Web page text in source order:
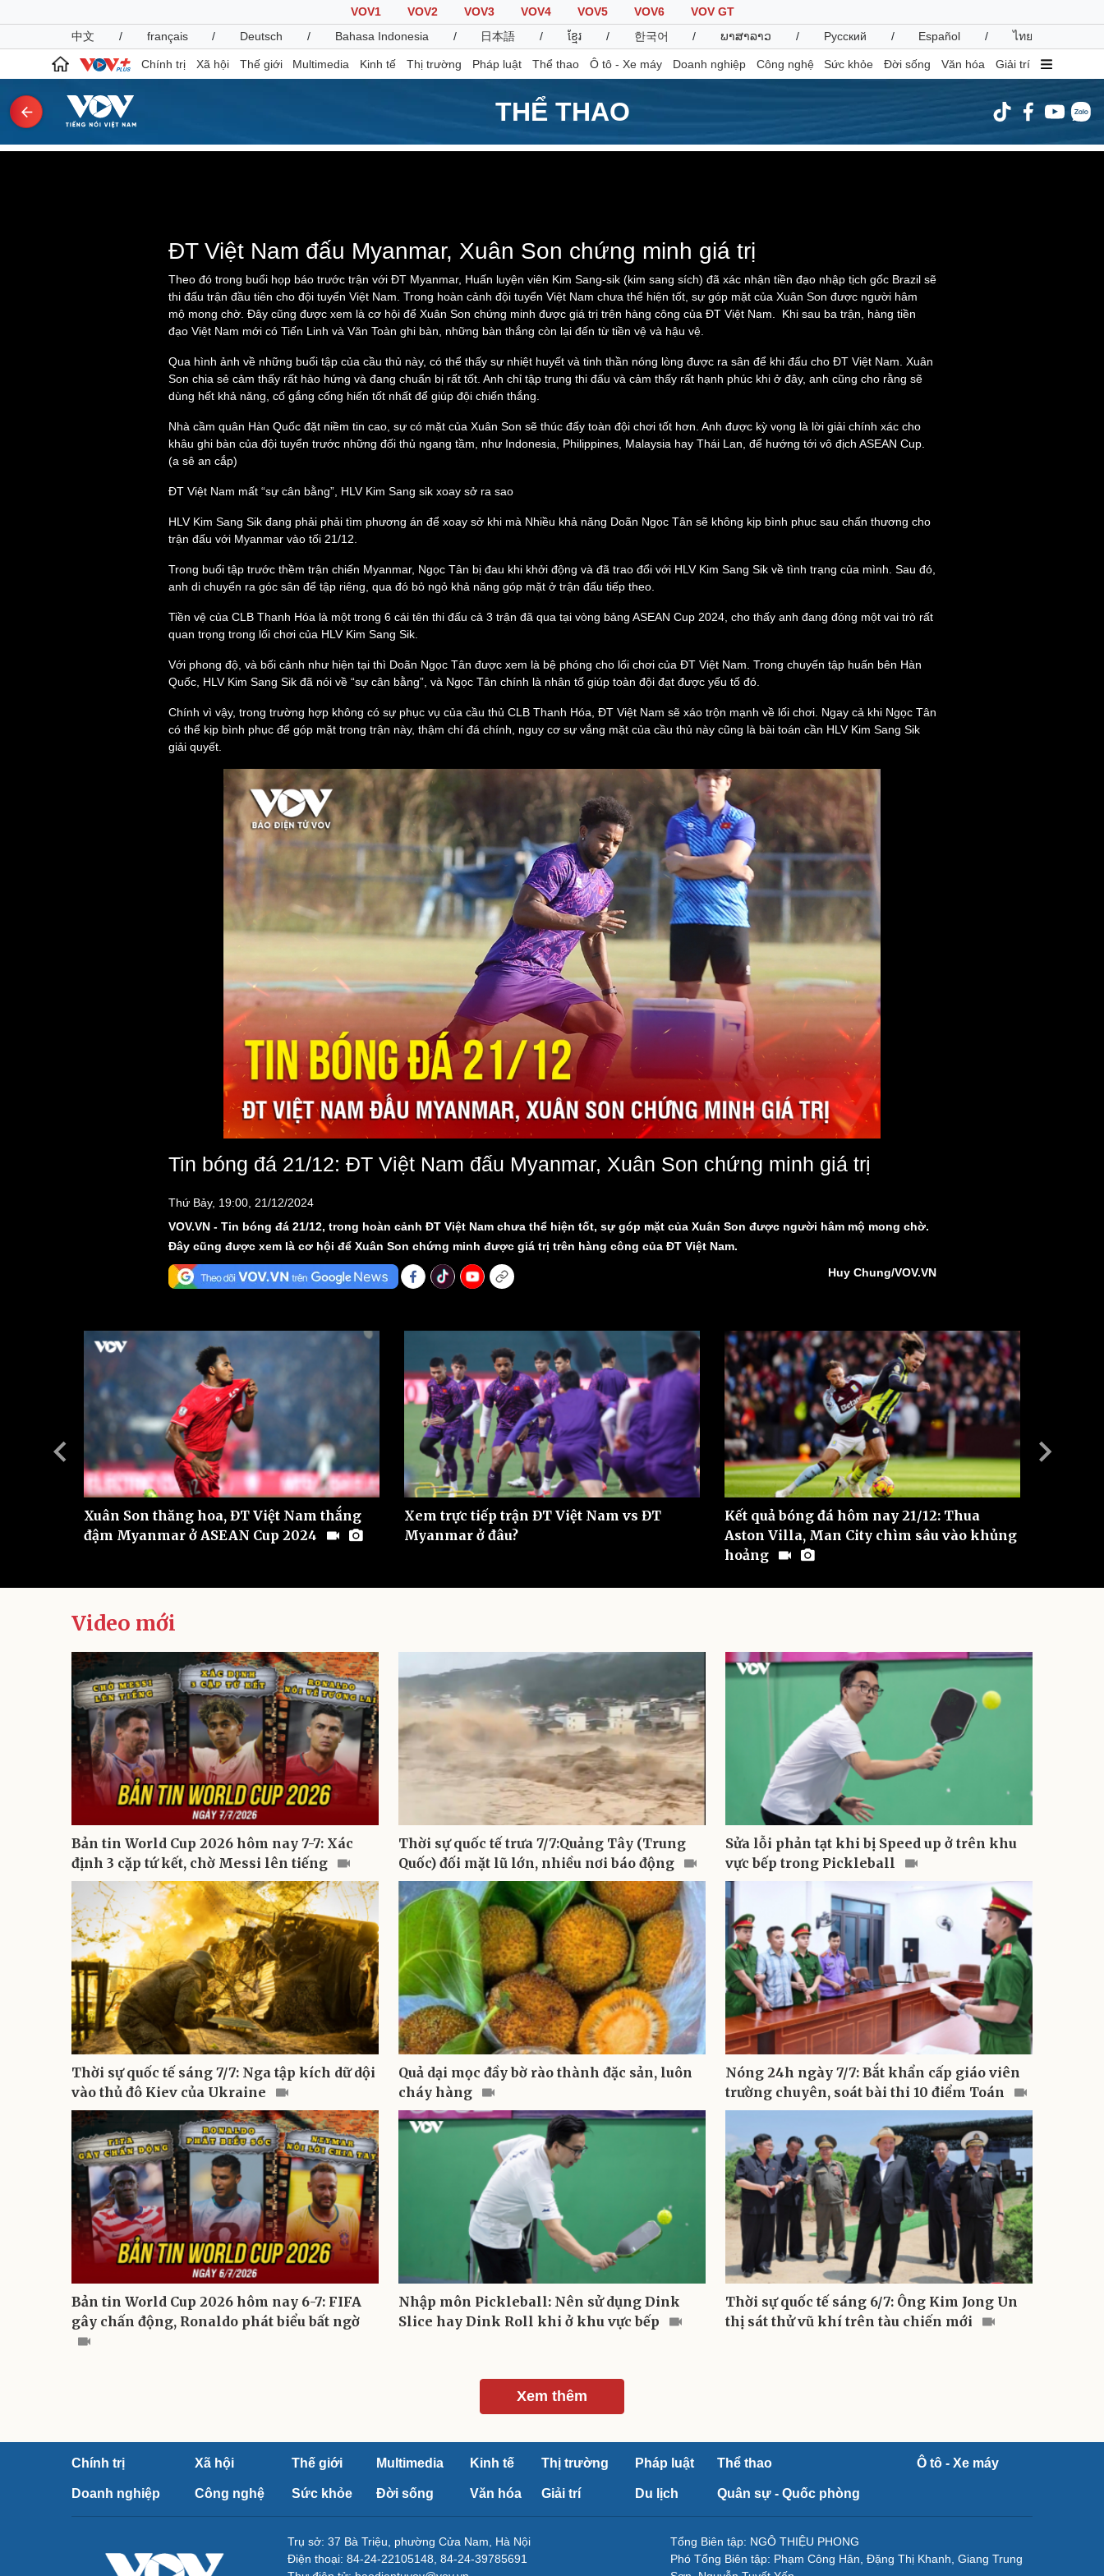
VOV1 VOV2 VOV3 VOV4 VOV5 VOV6
VOV GT
中文
/ français / Deutsch / Bahasa Indonesia / 日本語 / ខ្មែរ / 한국어 / ພາສາລາວ / Русский / Español / ไทย
Chính trị Xã hội Thế giới Multimedia Kinh tế Thị trường Pháp luật Thể thao Ô tô - Xe máy Doanh nghiệp Công nghệ Sức khỏe Đời sống Văn hóa Giải trí
THỂ THAO
Dấu ấn VOV
Việc làm
Biển đảo
Infographic
Quân sự - Quốc phòng
Vũ khí
Phân tích
Thể thao
Bóng đá
Thế giới thể thao
eSports
Hậu trường
Ô tô - Xe máy
Ô tô
Tư vấn
Doanh nghiệp
Doanh nhân
Vì cộng đồng
Công nghệ
Trải nghiệm
Chuyển đổi số
Dinh dưỡng - món ngon
Làm đẹp - giảm cân
Ăn sạch sống khỏe
Đời sống
Nhà đẹp
Văn hóa
Sân khấu - Điện ảnh
Di sản
Giải trí
Nghệ sĩ
Du lịch
Tư vấn
Podcast
Câu chuyện thời sự
Hạt giống tâm hồn
ĐT Việt Nam đấu Myanmar, Xuân Son chứng minh giá trị
Theo đó trong buổi họp báo trước trận với ĐT Myanmar, Huấn luyện viên Kim Sang-sik (kim sang sích) đã xác nhận tiền đạo nhập tịch gốc Brazil sẽ
thi đấu trận đầu tiên cho đội tuyển Việt Nam. Trong hoàn cảnh đội tuyển Việt Nam chưa thể hiện tốt, sự góp mặt của Xuân Son được người hâm
mộ mong chờ. Đây cũng được xem là cơ hội để Xuân Son chứng minh được giá trị trên hàng công của ĐT Việt Nam. Khi sau ba trận, hàng tiền
đạo Việt Nam mới có Tiến Linh và Văn Toàn ghi bàn, những bàn thắng còn lại đến từ tiền vệ và hậu vệ.
Qua hình ảnh về những buổi tập của cầu thủ này, có thể thấy sự nhiệt huyết và tinh thần nóng lòng được ra sân để khi đấu cho ĐT Việt Nam. Xuân
Son chia sẻ cảm thấy rất hào hứng và đang chuẩn bị rất tốt. Anh chỉ tập trung thi đấu và cảm thấy rất hạnh phúc khi ở đây, anh cũng cho rằng sẽ
dùng hết khả năng, cố gắng cống hiến tốt nhất để giúp đội chiến thắng.
Nhà cầm quân Hàn Quốc đặt niềm tin cao, sự có mặt của Xuân Son sẽ thúc đẩy toàn đội chơi tốt hơn. Anh được kỳ vọng là lời giải chính xác cho
khâu ghi bàn của đội tuyển trước những đối thủ ngang tầm, như Indonesia, Philippines, Malaysia hay Thái Lan, để hướng tới vô địch ASEAN Cup.
(a sê an cắp)
ĐT Việt Nam mất “sự cân bằng”, HLV Kim Sang sik xoay sở ra sao
HLV Kim Sang Sik đang phải phải tìm phương án để xoay sở khi mà Nhiều khả năng Doãn Ngọc Tân sẽ không kịp bình phục sau chấn thương cho
trận đấu với Myanmar vào tối 21/12.
Trong buổi tập trước thềm trận chiến Myanmar, Ngọc Tân bị đau khi khởi động và đã trao đổi với HLV Kim Sang Sik về tình trạng của mình. Sau đó,
anh di chuyển ra góc sân để tập riêng, qua đó bỏ ngỏ khả năng góp mặt ở trận đấu tiếp theo.
Tiền vệ của CLB Thanh Hóa là một trong 6 cái tên thi đấu cả 3 trận đã qua tại vòng bảng ASEAN Cup 2024, cho thấy anh đang đóng một vai trò rất
quan trọng trong lối chơi của HLV Kim Sang Sik.
Với phong độ, và bối cảnh như hiện tại thì Doãn Ngọc Tân được xem là bệ phóng cho lối chơi của ĐT Việt Nam. Trong chuyến tập huấn bên Hàn
Quốc, HLV Kim Sang Sik đã nói về “sự cân bằng”, và Ngọc Tân chính là nhân tố giúp toàn đội đạt được yếu tố đó.
Chính vì vậy, trong trường hợp không có sự phục vụ của cầu thủ CLB Thanh Hóa, ĐT Việt Nam sẽ xáo trộn mạnh về lối chơi. Ngay cả khi Ngọc Tân
có thể kịp bình phục để góp mặt trong trận này, thậm chí đá chính, nguy cơ sự vắng mặt của cầu thủ này cũng là bài toán cần HLV Kim Sang Sik
giải quyết.
Tin bóng đá 21/12: ĐT Việt Nam đấu Myanmar, Xuân Son chứng minh giá trị
Thứ Bảy, 19:00, 21/12/2024
VOV.VN - Tin bóng đá 21/12, trong hoàn cảnh ĐT Việt Nam chưa thể hiện tốt, sự góp mặt của Xuân Son được người hâm mộ mong chờ.
Đây cũng được xem là cơ hội để Xuân Son chứng minh được giá trị trên hàng công của ĐT Việt Nam.
Huy Chung/VOV.VN
Xuân Son thăng hoa, ĐT Việt Nam thắng
đậm Myanmar ở ASEAN Cup 2024
Xem trực tiếp trận ĐT Việt Nam vs ĐT
Myanmar ở đâu?
Kết quả bóng đá hôm nay 21/12: Thua
Aston Villa, Man City chìm sâu vào khủng
hoảng
Video mới
Bản tin World Cup 2026 hôm nay 7-7: Xác
định 3 cặp tứ kết, chờ Messi lên tiếng
Thời sự quốc tế trưa 7/7:Quảng Tây (Trung
Quốc) đối mặt lũ lớn, nhiều nơi báo động
Sửa lỗi phản tạt khi bị Speed up ở trên khu
vực bếp trong Pickleball
Thời sự quốc tế sáng 7/7: Nga tập kích dữ dội
vào thủ đô Kiev của Ukraine
Quả dại mọc đầy bờ rào thành đặc sản, luôn
cháy hàng
Nóng 24h ngày 7/7: Bắt khẩn cấp giáo viên
trường chuyên, soát bài thi 10 điểm Toán
Bản tin World Cup 2026 hôm nay 6-7: FIFA
gây chấn động, Ronaldo phát biểu bất ngờ
Nhập môn Pickleball: Nên sử dụng Dink
Slice hay Dink Roll khi ở khu vực bếp
Thời sự quốc tế sáng 6/7: Ông Kim Jong Un
thị sát thử vũ khí trên tàu chiến mới
Xem thêm
Chính trị Xã hội Thế giới Multimedia Kinh tế Thị trường Pháp luật Thể thao Ô tô - Xe máy
Doanh nghiệp Công nghệ Sức khỏe Đời sống Văn hóa Giải trí Du lịch Quân sự - Quốc phòng
Trụ sở: 37 Bà Triệu, phường Cửa Nam, Hà Nội
Điện thoại: 84-24-22105148, 84-24-39785691
Tổng Biên tập: NGÔ THIỆU PHONG
Phó Tổng Biên tập: Phạm Công Hân, Đặng Thị Khanh, Giang Trung